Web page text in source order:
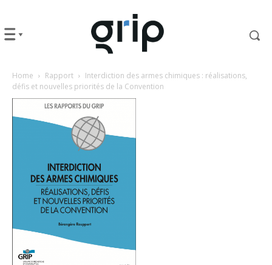
Home Rapport
Interdiction des armes chimiques : réalisations,
défis et nouvelles priorités de la Convention